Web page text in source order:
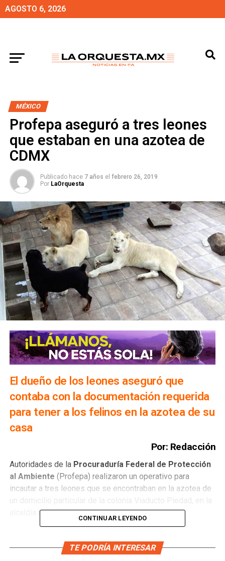
AGOSTO 6, 2026
MÉXICO
Profepa aseguró a tres leones
que estaban en una azotea de
CDMX
Publicado hace 7 años el febrero 26, 2019
Por LaOrquesta
El dueño de los leones aseguró que
contaba con la documentación requerida
para tener a los felinos en la azotea de su
casa
Por: Redacción
Autoridades de la Procuraduría Federal de Protección
al Ambiente (Profepa) realizaron un operativo para
incautar a tres leones que se encontraban en la azotea de
alcaldía Iztacalco.
personal de la dependencia, en coordinación con
CONTINUAR LEYENDO
TE PODRÍA INTERESAR